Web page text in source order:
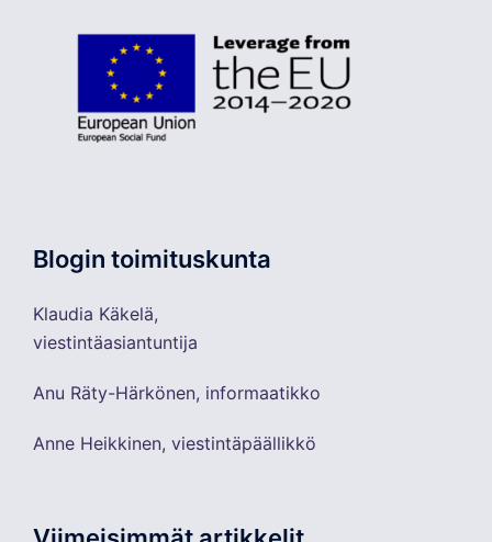
Blogin toimituskunta
Klaudia Käkelä,
viestintäasiantuntija
Anu Räty-Härkönen, informaatikko
Anne Heikkinen, viestintäpäällikkö